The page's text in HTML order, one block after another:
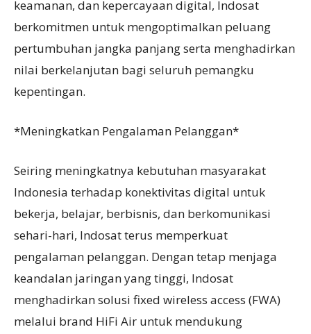
keamanan, dan kepercayaan digital, Indosat
berkomitmen untuk mengoptimalkan peluang
pertumbuhan jangka panjang serta menghadirkan
nilai berkelanjutan bagi seluruh pemangku
kepentingan.
*Meningkatkan Pengalaman Pelanggan*
Seiring meningkatnya kebutuhan masyarakat
Indonesia terhadap konektivitas digital untuk
bekerja, belajar, berbisnis, dan berkomunikasi
sehari-hari, Indosat terus memperkuat
pengalaman pelanggan. Dengan tetap menjaga
keandalan jaringan yang tinggi, Indosat
menghadirkan solusi fixed wireless access (FWA)
melalui brand HiFi Air untuk mendukung